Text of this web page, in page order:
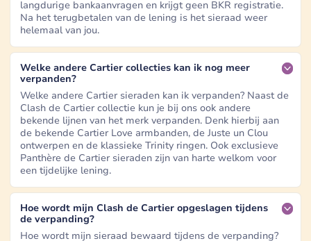
langdurige bankaanvragen en krijgt geen BKR registratie.
Na het terugbetalen van de lening is het sieraad weer
helemaal van jou.
Welke andere Cartier collecties kan ik nog meer
verpanden?
Welke andere Cartier sieraden kan ik verpanden? Naast de
Clash de Cartier collectie kun je bij ons ook andere
bekende lijnen van het merk verpanden. Denk hierbij aan
de bekende Cartier Love armbanden, de Juste un Clou
ontwerpen en de klassieke Trinity ringen. Ook exclusieve
Panthère de Cartier sieraden zijn van harte welkom voor
een tijdelijke lening.
Hoe wordt mijn Clash de Cartier opgeslagen tijdens
de verpanding?
Hoe wordt mijn sieraad bewaard tijdens de verpanding?